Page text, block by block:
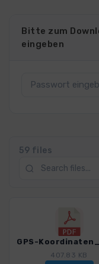
Bitte zum
eingeben
59 files
407.83 KB